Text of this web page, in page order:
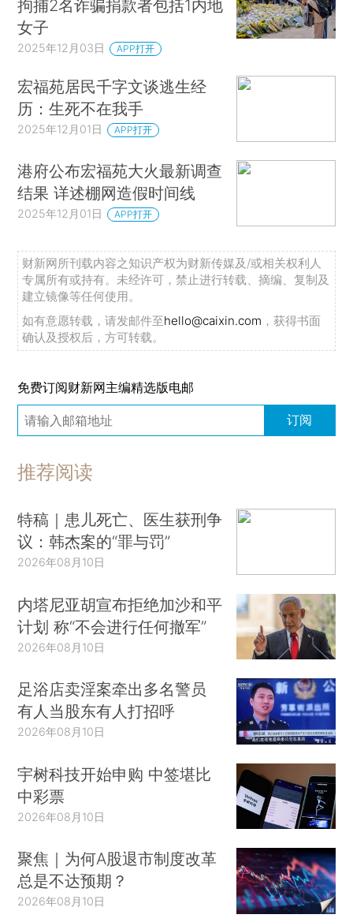
拘捕2名诈骗捐款者包括1内地
女子
2025年12月03日 APP打开
宏福苑居民千字文谈逃生经
历：生死不在我手
2025年12月01日 APP打开
港府公布宏福苑大火最新调查
结果 详述棚网造假时间线
2025年12月01日 APP打开
财新网所刊载内容之知识产权为财新传媒及/或相关权利人
专属所有或持有。未经许可，禁止进行转载、摘编、复制及
建立镜像等任何使用。
如有意愿转载，请发邮件至hello@caixin.com ，获得书面
确认及授权后，方可转载。
免费订阅财新网主编精选版电邮
订阅
推荐阅读
特稿｜患儿死亡、医生获刑争
议：韩杰案的“罪与罚”
2026年08月10日
内塔尼亚胡宣布拒绝加沙和平
计划 称“不会进行任何撤军”
2026年08月10日
足浴店卖淫案牵出多名警员
有人当股东有人打招呼
2026年08月10日
宇树科技开始申购 中签堪比
中彩票
2026年08月10日
聚焦｜为何A股退市制度改革
总是不达预期？
2026年08月10日